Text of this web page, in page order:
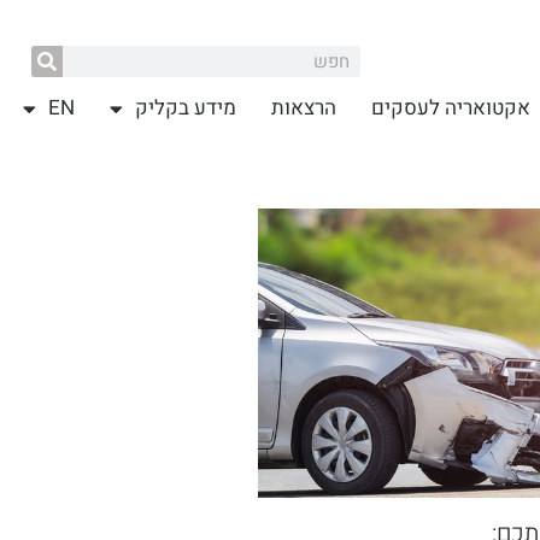
אקטואריה לעסקים הרצאות מידע בקליק EN